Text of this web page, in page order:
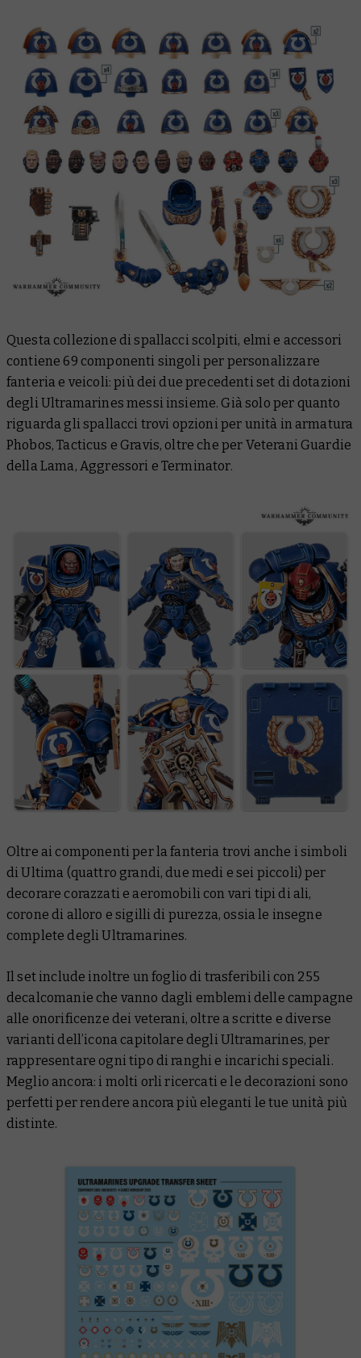
Questa collezione di spallacci scolpiti, elmi e accessori
contiene 69 componenti singoli per personalizzare
fanteria e veicoli: più dei due precedenti set di dotazioni
degli Ultramarinesmessi insieme. Già solo per quanto
riguarda gli spallacci trovi opzioni per unità in armatura
Phobos, Tacticus e Gravis, oltre che per Veterani Guardie
della Lama, Aggressori e Terminator.
Oltre ai componenti per la fanteria trovi anche i simboli
di Ultima (quattro grandi, due medi e sei piccoli) per
decorare corazzati e aeromobili con vari tipi di ali,
corone di alloro e sigilli di purezza, ossia le insegne
complete degli Ultramarines.
Il set include inoltre un foglio di trasferibili con 255
decalcomanie che vanno dagli emblemi delle campagne
alle onorificenze dei veterani, oltre a scritte e diverse
varianti dell’icona capitolare degli Ultramarines, per
rappresentare ogni tipo di ranghi e incarichi speciali.
Meglio ancora: i molti orli ricercati e le decorazioni sono
perfetti per rendere ancora più eleganti le tue unità più
distinte.